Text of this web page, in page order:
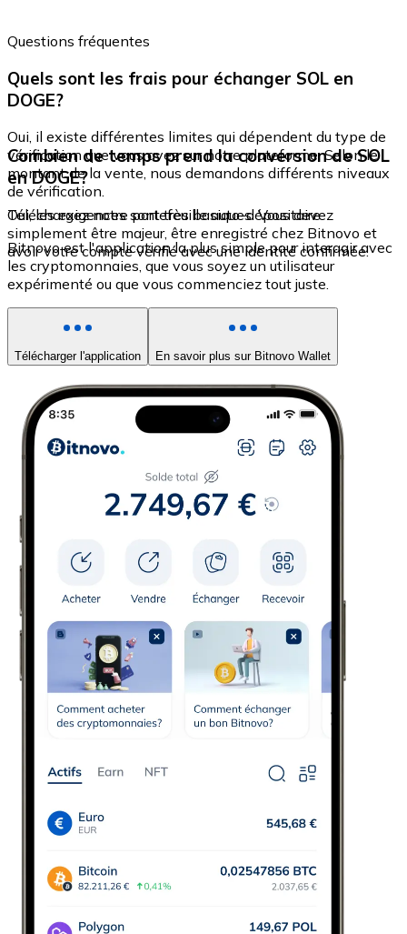
Questions fréquentes
Quels sont les frais pour échanger SOL en
DOGE?
Oui, il existe différentes limites qui dépendent du type de
vérification que vous avez sur notre plateforme. Selon le
montant de la vente, nous demandons différents niveaux
de vérification.
Combien de temps prend la conversion de SOL
en DOGE?
Oui, les exigences sont très basiques. Vous devez
simplement être majeur, être enregistré chez Bitnovo et
avoir votre compte vérifié avec une identité confirmée.
Téléchargez notre portefeuille auto-dépositaire
Bitnovo est l'application la plus simple pour interagir avec
les cryptomonnaies, que vous soyez un utilisateur
expérimenté ou que vous commenciez tout juste.
Télécharger l'application En savoir plus sur Bitnovo Wallet